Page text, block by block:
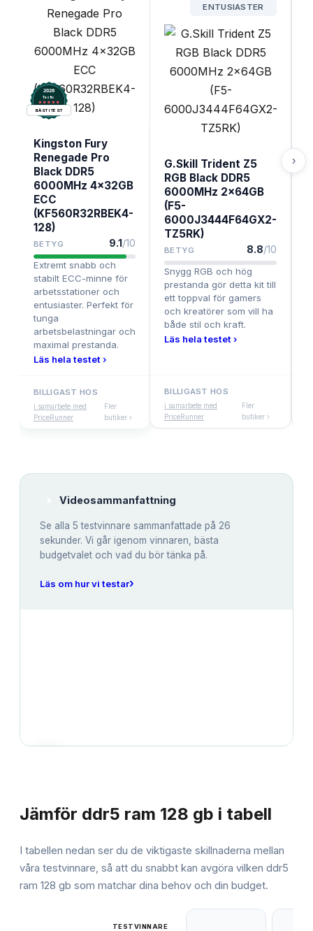
2026
Testix.
BÄST I TEST
Kingston Fury
Renegade Pro
Black DDR5
6000MHz 4x32GB
ECC
(KF560R32RBEK4-
128)
BETYG 9.1/10
Extremt snabb och
stabilt ECC-minne för
arbetsstationer och
entusiaster. Perfekt för
tunga
arbetsbelastningar och
maximal prestanda.
Läs hela testet ›
BILLIGAST HOS
i samarbete med
PriceRunner
Fler
butiker ›
ENTUSIASTER
G.Skill Trident Z5
RGB Black DDR5
6000MHz 2x64GB
(F5-
6000J3444F64GX2-
TZ5RK)
BETYG 8.8/10
Snygg RGB och hög
prestanda gör detta kit till
ett toppval för gamers
och kreatörer som vill ha
både stil och kraft.
Läs hela testet ›
BILLIGAST HOS
i samarbete med
PriceRunner
Fler
butiker ›
›
Videosammanfattning
Se alla 5 testvinnare sammanfattade på 26
sekunder. Vi går igenom vinnaren, bästa
budgetvalet och vad du bör tänka på.
Läs om hur vi testar›
Jämför ddr5 ram 128 gb i tabell
I tabellen nedan ser du de viktigaste skillnaderna mellan
våra testvinnare, så att du snabbt kan avgöra vilken ddr5
ram 128 gb som matchar dina behov och din budget.
TESTVINNARE